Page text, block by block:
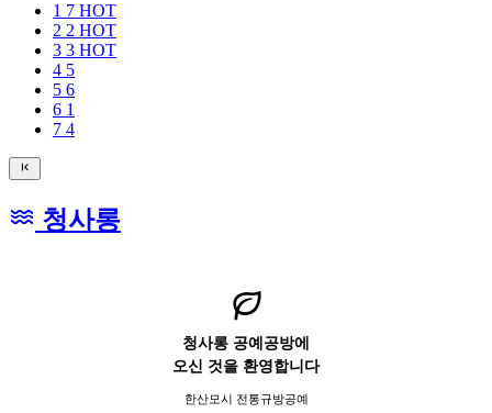
필
수
1 7 HOT
2 2 HOT
3 3 HOT
4 5
5 6
6 1
7 4
청사롱
청사롱 공예공방에
오신 것을 환영합니다
한산모시 전통규방공예